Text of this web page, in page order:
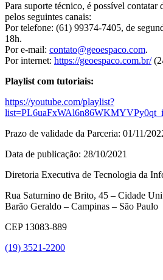
Para suporte técnico, é possível contatar
pelos seguintes canais:
Por telefone: (61) 99374-7405, de
18h.
Por e-mail: contato@geoespaco.com.
Por internet: https://geoespaco.com.br/
Playlist com tutoriais:
https://youtube.com/playlist?
Prazo de validade da Parceria: 01/11/
Data de publicação: 28/10/2021
Diretoria Executiva de Tecnologia da
Rua Saturnino de Brito, 45 – Cidade
Barão Geraldo – Campinas – São Paulo
CEP 13083-889
(19) 3521-2200